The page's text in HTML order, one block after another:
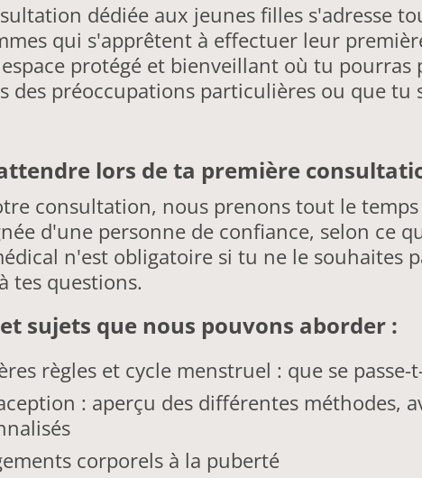
dédiée aux jeunes filles s'adresse
qui s'apprêtent à effectuer leur
protégé et bienveillant où tu pourras
des préoccupations particulières ou que tu
lors de ta première
consultation, nous prenons tout le
d'une personne de confiance, selon ce
n'est obligatoire si tu ne le souhaites
tes questions.
sujets que nous pouvons aborder :
règles et cycle menstruel : que se
: aperçu des différentes méthodes,
corporels à la puberté